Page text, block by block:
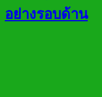
อย่างรอบด้าน